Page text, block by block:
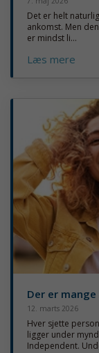
Det er helt
ankomst. Men
er mindst li...
Læs mere
Der er
12. marts 2026
Hver sjette
ligger under
Independent.